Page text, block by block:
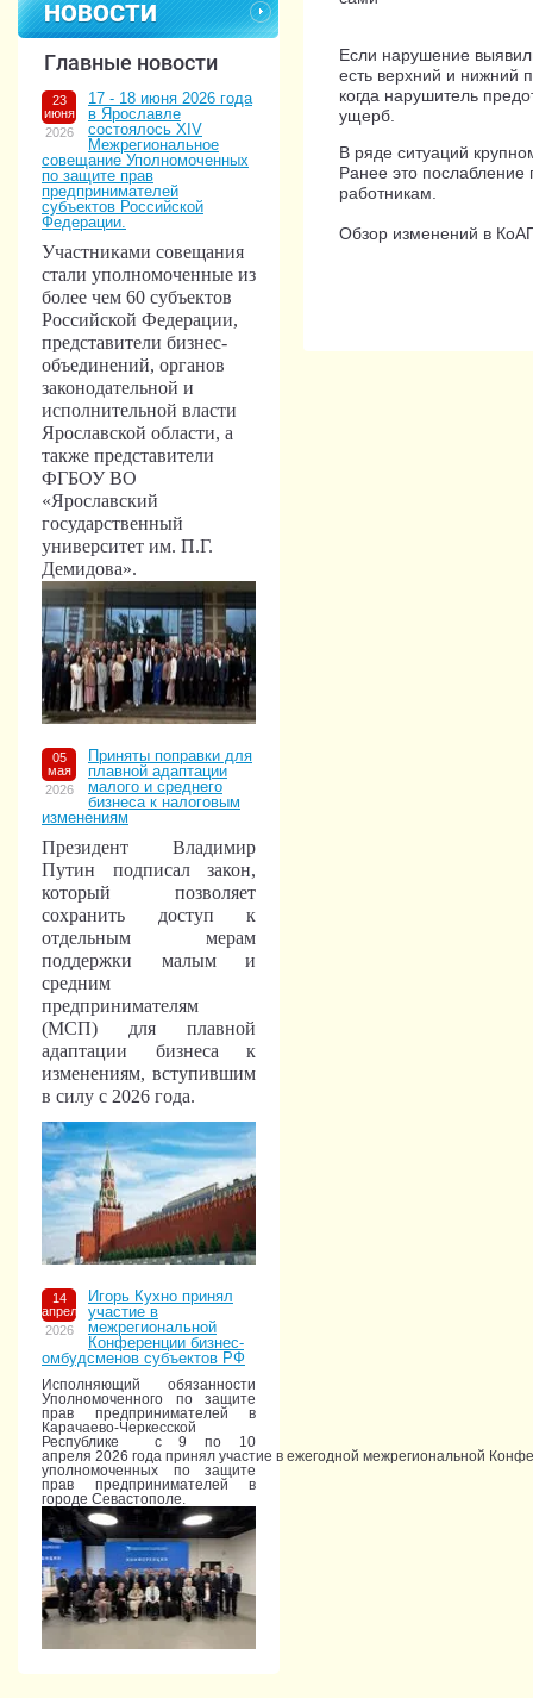
Если нарушение
есть верхний и нижний
когда нарушитель
ущерб.
В ряде ситуаций
Ранее это
работникам.
Обзор изменений в
НОВОСТИ
Главные новости
23
июня
2026
17 - 18 июня 2026 года
в Ярославле
состоялось XIV
Межрегиональное
совещание Уполномоченных
по защите прав
предпринимателей
субъектов Российской
Федерации.
Участниками совещания
стали уполномоченные из
более чем 60 субъектов
Российской Федерации,
представители бизнес-
объединений, органов
законодательной и
исполнительной власти
Ярославской области, а
также представители
ФГБОУ ВО
«Ярославский
государственный
университет им. П.Г.
Демидова».
05
мая
2026
Приняты поправки для
плавной адаптации
малого и среднего
бизнеса к налоговым
изменениям
Президент Владимир
Путин подписал закон,
который позволяет
сохранить доступ к
отдельным мерам
поддержки малым и
средним
предпринимателям
(МСП) для плавной
адаптации бизнеса к
изменениям, вступившим
в силу с 2026 года.
14
апреля
2026
Игорь Кухно принял
участие в
межрегиональной
Конференции бизнес-
омбудсменов субъектов РФ
Исполняющий обязанности
Уполномоченного по защите
прав предпринимателей в
Карачаево-Черкесской
Республике с 9 по 10
апреля 2026 года принял участие в ежегодной межрегиональной
уполномоченных по защите
прав предпринимателей в
городе Севастополе.